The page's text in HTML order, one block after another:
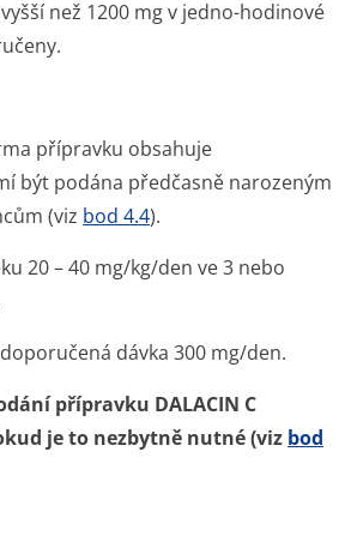
než 1200 mg v jedno-hodinové
přípravku obsahuje
být podána předčasně narozeným
(viz bod 4.4).
20 – 40 mg/kg/den ve 3 nebo
dávka 300 mg/den.
přípravku DALACIN C
je to nezbytně nutné (viz bod